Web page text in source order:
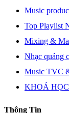
Music
Top Playlist
Mixing &
Nhạc quảng
Music TVC
KHOÁ
Thông Tin